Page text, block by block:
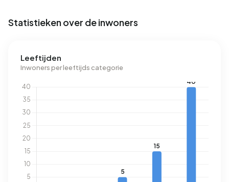
Statistieken over de inwoners
Leeftijden
Inwoners per leeftijds categorie